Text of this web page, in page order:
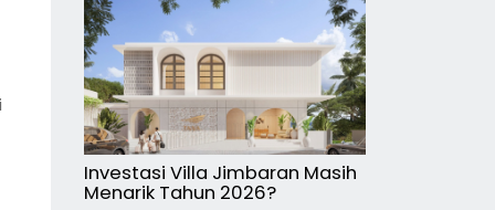
Investasi Villa Jimbaran Masih
Menarik Tahun 2026?